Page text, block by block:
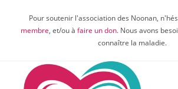
content
Pour soutenir l'association des Noonan,
membre, et/ou à faire un don. Nous avons
connaître la maladie.